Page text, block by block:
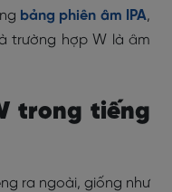
bảng phiên âm IPA,
trường hợp W là âm
trong tiếng
ra ngoài, giống như